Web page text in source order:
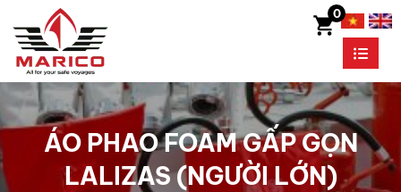
0
ÁO PHAO FOAM GẤP GỌN
LALIZAS (NGƯỜI LỚN)